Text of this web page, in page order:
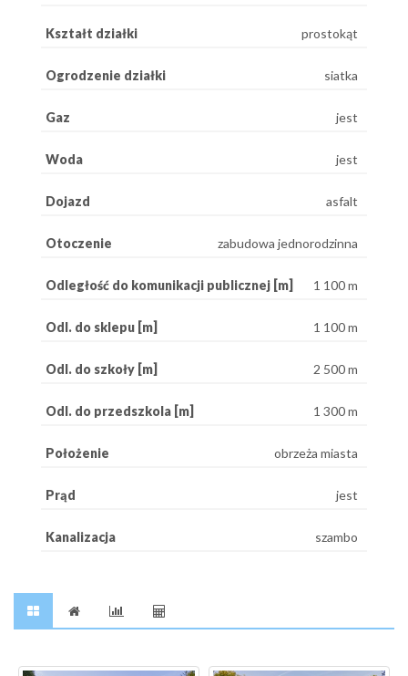
Kształt działki prostokąt
Ogrodzenie działki siatka
Gaz jest
Woda jest
Dojazd asfalt
Otoczenie zabudowa jednorodzinna
Odległość do komunikacji publicznej [m] 1 100 m
Odl. do sklepu [m] 1 100 m
Odl. do szkoły [m] 2 500 m
Odl. do przedszkola [m] 1 300 m
Położenie obrzeża miasta
Prąd jest
Kanalizacja szambo